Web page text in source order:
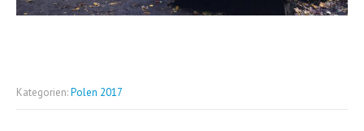
Kategorien:Polen 2017